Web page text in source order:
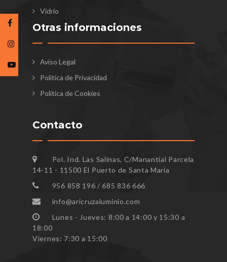
Vidrio
Otras informaciones
Aviso Legal
Política de Privacidad
Política de Cookies
Contacto
Pol. Ind. Las Salinas, C/Manantial Parcela
14-11 - 11500 El Puerto de Santa María
956 858 196 / 685 836 666
info@aricruzaluminio.com
Lunes - Jueves: 8:00 a 14:00 y 15:30 a
18:00
Viernes: 7:30 a 15:00